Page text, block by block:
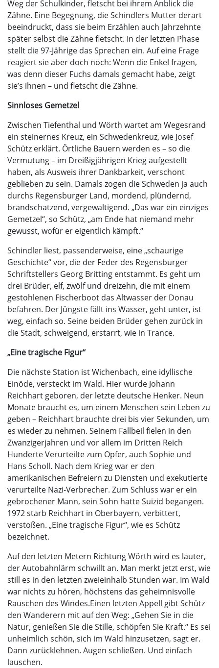
Weg der Schulkinder, fletscht bei ihrem Anblick die
Zähne. Eine Begegnung, die Schindlers Mutter derart
beeindruckt, dass sie beim Erzählen auch Jahrzehnte
später selbst die Zähne fletscht. In der letzten Phase
stellt die 97-Jährige das Sprechen ein. Auf eine Frage
reagiert sie aber doch noch: Wenn die Enkel fragen,
was denn dieser Fuchs damals gemacht habe, zeigt
sie’s ihnen – und fletscht die Zähne.
Sinnloses Gemetzel
Zwischen Tiefenthal und Wörth wartet am Wegesrand
ein steinernes Kreuz, ein Schwedenkreuz, wie Josef
Schütz erklärt. Örtliche Bauern werden es – so die
Vermutung – im Dreißigjährigen Krieg aufgestellt
haben, als Ausweis ihrer Dankbarkeit, verschont
geblieben zu sein. Damals zogen die Schweden ja auch
durchs Regensburger Land, mordend, plündernd,
brandschatzend, vergewaltigend. „Das war ein einziges
Gemetzel“, so Schütz, „am Ende hat niemand mehr
gewusst, wofür er eigentlich kämpft.“
Schindler liest, passenderweise, eine „schaurige
Geschichte“ vor, die der Feder des Regensburger
Schriftstellers Georg Britting entstammt. Es geht um
drei Brüder, elf, zwölf und dreizehn, die mit einem
gestohlenen Fischerboot das Altwasser der Donau
befahren. Der Jüngste fällt ins Wasser, geht unter, ist
weg, einfach so. Seine beiden Brüder gehen zurück in
die Stadt, schweigend, erstarrt, wie in Trance.
„Eine tragische Figur“
Die nächste Station ist Wichenbach, eine idyllische
Einöde, versteckt im Wald. Hier wurde Johann
Reichhart geboren, der letzte deutsche Henker. Neun
Monate braucht es, um einem Menschen sein Leben zu
geben – Reichhart brauchte drei bis vier Sekunden, um
es wieder zu nehmen. Seinem Fallbeil fielen in den
Zwanzigerjahren und vor allem im Dritten Reich
Hunderte Verurteilte zum Opfer, auch Sophie und
Hans Scholl. Nach dem Krieg war er den
amerikanischen Befreiern zu Diensten und exekutierte
verurteilte Nazi-Verbrecher. Zum Schluss war er ein
gebrochener Mann, sein Sohn hatte Suizid begangen.
1972 starb Reichhart in Oberbayern, verbittert,
verstoßen. „Eine tragische Figur“, wie es Schütz
bezeichnet.
Auf den letzten Metern Richtung Wörth wird es lauter,
der Autobahnlärm schwillt an. Man merkt jetzt erst, wie
still es in den letzten zweieinhalb Stunden war. Im Wald
war nichts zu hören, höchstens das geheimnisvolle
Rauschen des Windes.Einen letzten Appell gibt Schütz
den Wanderern mit auf den Weg: „Gehen Sie in die
Natur, genießen Sie die Stille, schöpfen Sie Kraft.“ Es sei
unheimlich schön, sich im Wald hinzusetzen, sagt er.
Dann zurücklehnen. Augen schließen. Und einfach
lauschen.